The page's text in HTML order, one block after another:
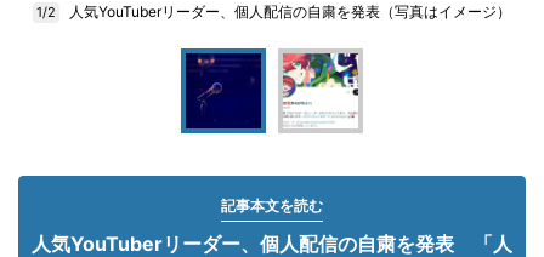
1/2 人気YouTuberリーダー、個人配信の自粛を発表（写真はイメージ）
記事本文を読む
人気YouTuberリーダー、個人配信の自粛を発表 「人